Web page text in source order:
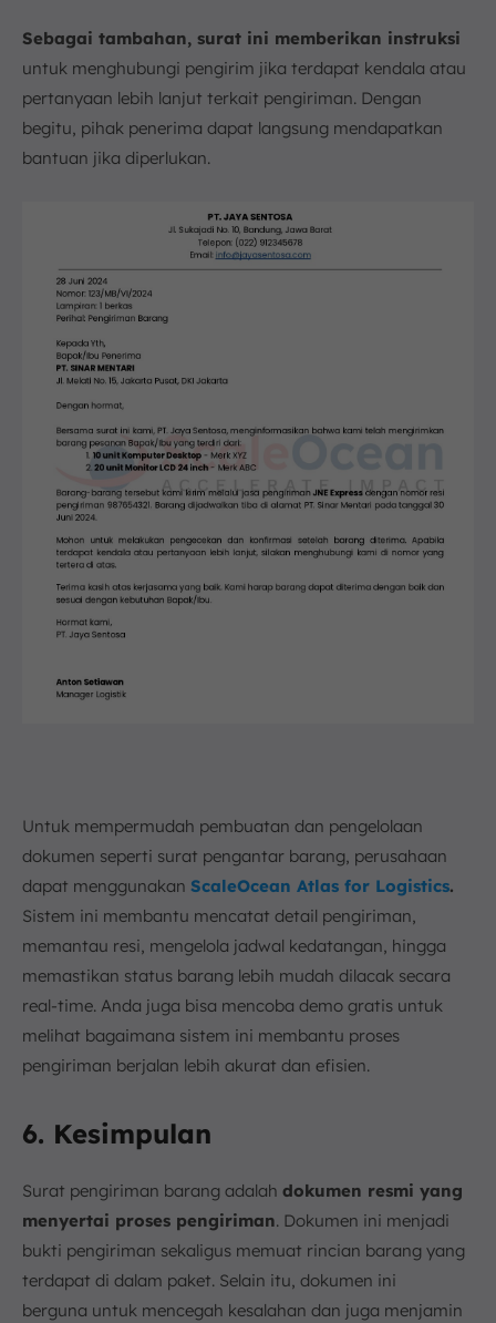
Sebagai tambahan, surat ini memberikan instruksi
untuk menghubungi pengirim jika terdapat kendala atau
pertanyaan lebih lanjut terkait pengiriman. Dengan
begitu, pihak penerima dapat langsung mendapatkan
bantuan jika diperlukan.
Untuk mempermudah pembuatan dan pengelolaan
dokumen seperti surat pengantar barang, perusahaan
dapat menggunakan ScaleOcean Atlas for Logistics.
Sistem ini membantu mencatat detail pengiriman,
memantau resi, mengelola jadwal kedatangan, hingga
memastikan status barang lebih mudah dilacak secara
real-time. Anda juga bisa mencoba demo gratis untuk
melihat bagaimana sistem ini membantu proses
pengiriman berjalan lebih akurat dan efisien.
6. Kesimpulan
Surat pengiriman barang adalah dokumen resmi yang
menyertai proses pengiriman. Dokumen ini menjadi
bukti pengiriman sekaligus memuat rincian barang yang
terdapat di dalam paket. Selain itu, dokumen ini
berguna untuk mencegah kesalahan dan juga menjamin